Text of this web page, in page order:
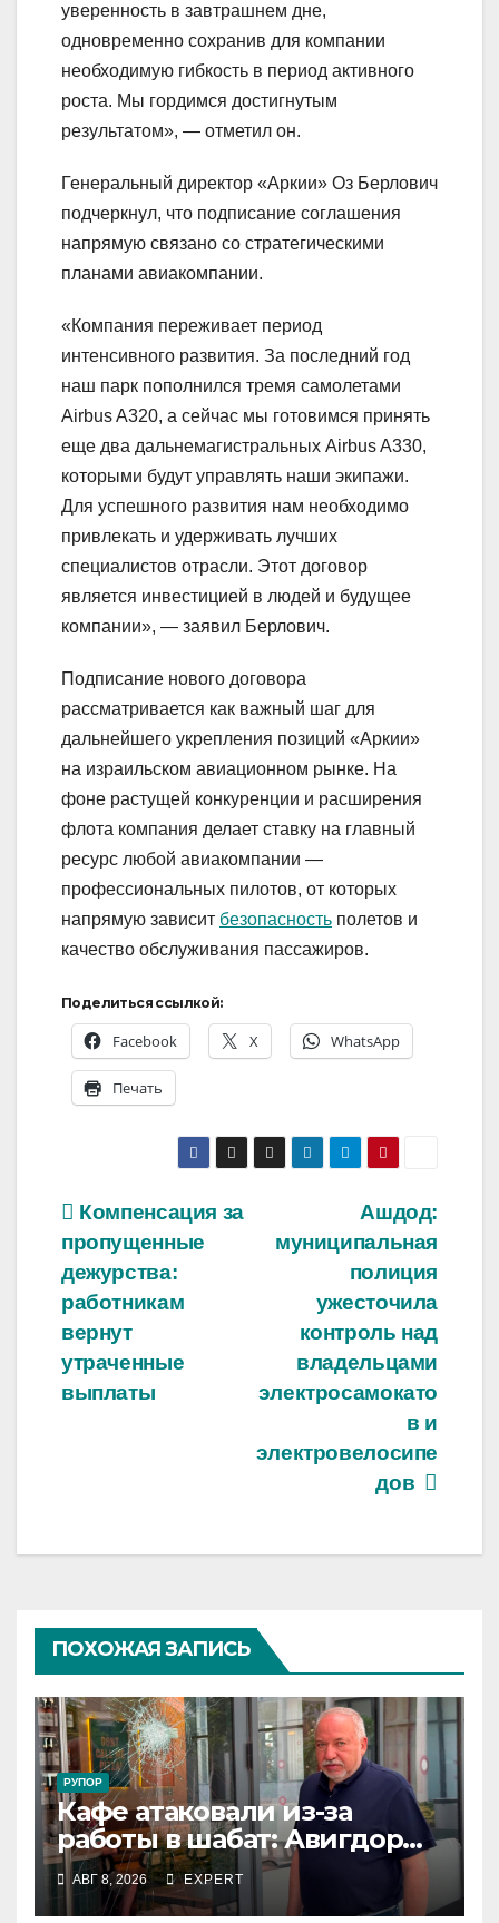
уверенность в завтрашнем дне,
одновременно сохранив для компании
необходимую гибкость в период активного
роста. Мы гордимся достигнутым
результатом», — отметил он.
Генеральный директор «Аркии» Оз Берлович
подчеркнул, что подписание соглашения
напрямую связано со стратегическими
планами авиакомпании.
«Компания переживает период
интенсивного развития. За последний год
наш парк пополнился тремя самолетами
Airbus A320, а сейчас мы готовимся принять
еще два дальнемагистральных Airbus A330,
которыми будут управлять наши экипажи.
Для успешного развития нам необходимо
привлекать и удерживать лучших
специалистов отрасли. Этот договор
является инвестицией в людей и будущее
компании», — заявил Берлович.
Подписание нового договора
рассматривается как важный шаг для
дальнейшего укрепления позиций «Аркии»
на израильском авиационном рынке. На
фоне растущей конкуренции и расширения
флота компания делает ставку на главный
ресурс любой авиакомпании —
профессиональных пилотов, от которых
напрямую зависит безопасность полетов и
качество обслуживания пассажиров.
Поделиться ссылкой:
Facebook X WhatsApp
Печать
Навигация
по
записям
Ашдод:
муниципальная
полиция
ужесточила
контроль над
владельцами
электросамокато
в и
электровелосипе
дов
Компенсация за
пропущенные
дежурства:
работникам
вернут
утраченные
выплаты
ПОХОЖАЯ ЗАПИСЬ
РУПОР
Кафе атаковали из-за
работы в шабат: Авигдор
Либерман приехал
поддержать владельцев
АВГ 8, 2026 EXPERT